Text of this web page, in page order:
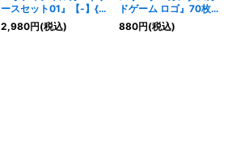
ースセット01』【-】{-}
《サプライ》
2,980円(税込)
ドゲーム ロゴ』70枚
【-】{-}《サプライ》
880円(税込)